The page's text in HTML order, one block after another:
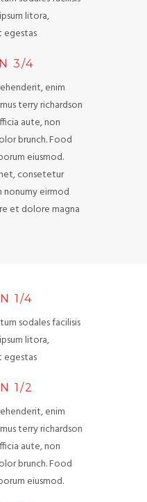
litora,
egestas
3/4
enim
terry richardson
aute, non
brunch. Food
eiusmod.
consetetur
nonumy eirmod
et dolore magna
1/4
sodales facilisis
litora,
egestas
1/2
enim
terry richardson
aute, non
brunch. Food
eiusmod.